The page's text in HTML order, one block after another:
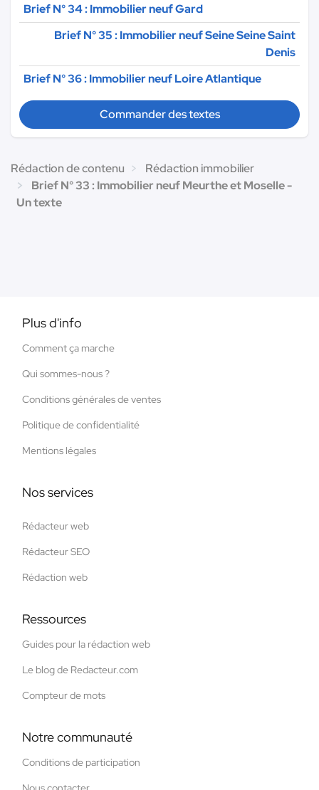
Brief N° 34 : Immobilier neuf Gard
Brief N° 35 : Immobilier neuf Seine Seine Saint
Denis
Brief N° 36 : Immobilier neuf Loire Atlantique
Commander des textes
Rédaction de contenu
Rédaction immobilier
Brief N° 33 : Immobilier neuf Meurthe et Moselle -
Un texte
Plus d'info
Comment ça marche
Qui sommes-nous ?
Conditions générales de ventes
Politique de confidentialité
Mentions légales
Nos services
Rédacteur web
Rédacteur SEO
Rédaction web
Ressources
Guides pour la rédaction web
Le blog de Redacteur.com
Compteur de mots
Notre communauté
Conditions de participation